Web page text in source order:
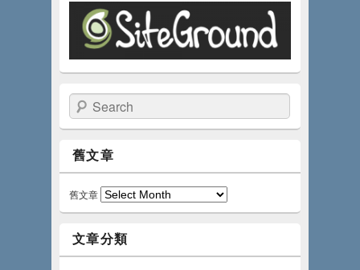
Search
舊文章
舊文章
文章分類